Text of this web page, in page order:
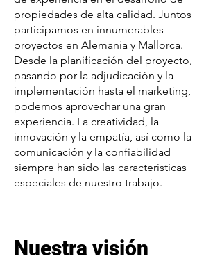
propiedades de alta calidad. Juntos
participamos en innumerables
proyectos en Alemania y Mallorca.
Desde la planificación del proyecto,
pasando por la adjudicación y la
implementación hasta el marketing,
podemos aprovechar una gran
experiencia. La creatividad, la
innovación y la empatía, así como la
comunicación y la confiabilidad
siempre han sido las características
especiales de nuestro trabajo.
Nuestra visión